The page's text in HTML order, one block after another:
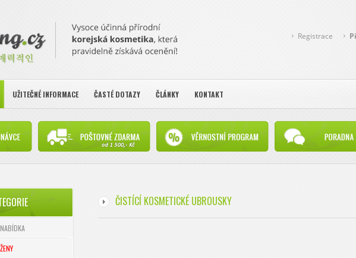
Registrace
UŽITEČNÉ INFORMACE ČASTÉ DOTAZY ČLÁNKY KONTAKT
ČISTÍCÍ KOSMETICKÉ UBROUSKY